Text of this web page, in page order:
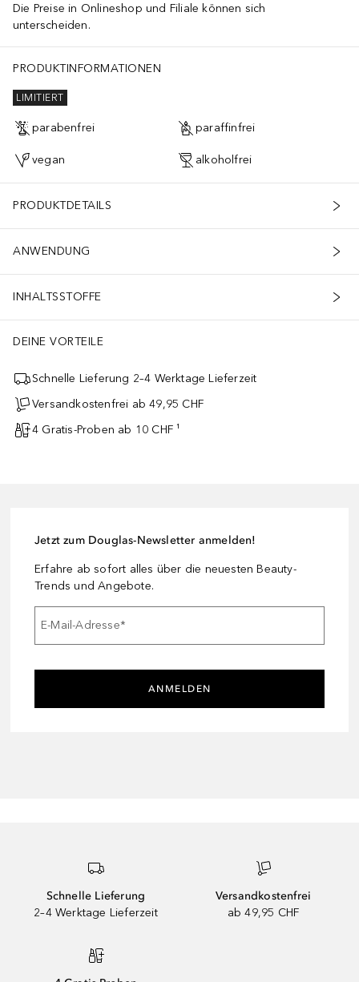
Die Preise in Onlineshop und Filiale können sich
unterscheiden.
PRODUKTINFORMATIONEN
LIMITIERT
parabenfrei paraffinfrei
vegan alkoholfrei
PRODUKTDETAILS
ANWENDUNG
INHALTSSTOFFE
DEINE VORTEILE
Schnelle Lieferung 2–4 Werktage Lieferzeit
Versandkostenfrei ab 49,95 CHF
4 Gratis-Proben ab 10 CHF ¹
Jetzt zum Douglas-Newsletter anmelden!
Erfahre ab sofort alles über die neuesten Beauty-
Trends und Angebote.
E-Mail-Adresse*
ANMELDEN
Schnelle Lieferung
2–4 Werktage Lieferzeit
Versandkostenfrei
ab 49,95 CHF